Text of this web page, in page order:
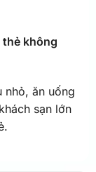
thẻ không
nhỏ, ăn uống
sạn lớn